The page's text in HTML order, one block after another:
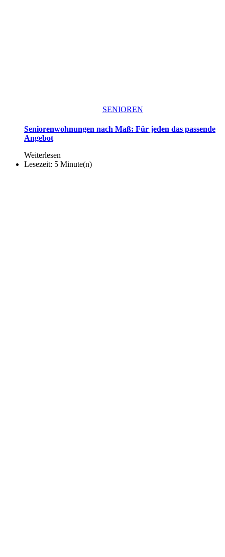
SENIOREN
Seniorenwohnungen nach Maß: Für jeden das passende
Angebot
Weiterlesen
Lesezeit: 5 Minute(n)